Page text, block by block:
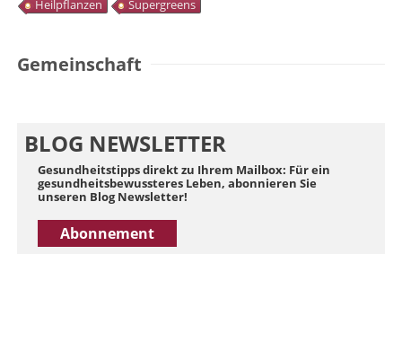
Heilpflanzen Supergreens
Gemeinschaft
BLOG NEWSLETTER
Gesundheitstipps direkt zu Ihrem Mailbox: Für ein
gesundheitsbewussteres Leben, abonnieren Sie
unseren Blog Newsletter!
Abonnement